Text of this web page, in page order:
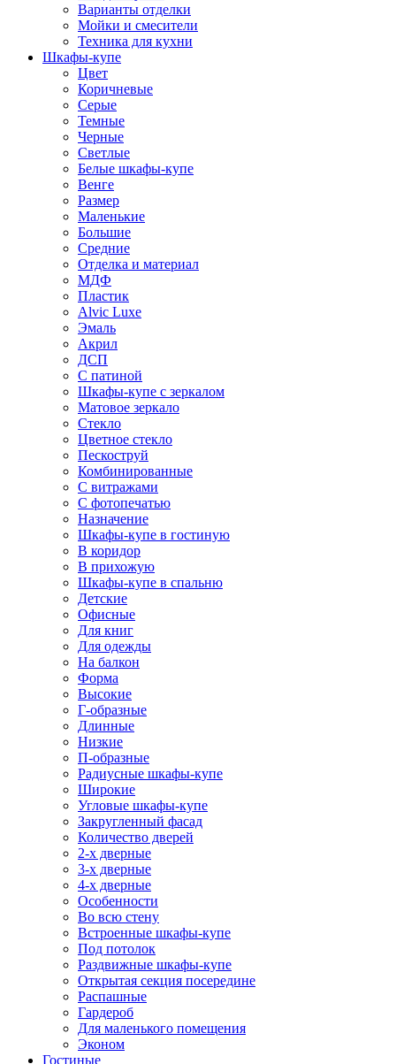
Варианты отделки
Мойки и смесители
Техника для кухни
Шкафы-купе
Цвет
Коричневые
Серые
Темные
Черные
Светлые
Белые шкафы-купе
Венге
Размер
Маленькие
Большие
Средние
Отделка и материал
МДФ
Пластик
Alvic Luxe
Эмаль
Акрил
ДСП
С патиной
Шкафы-купе с зеркалом
Матовое зеркало
Стекло
Цветное стекло
Пескоструй
Комбинированные
С витражами
С фотопечатью
Назначение
Шкафы-купе в гостиную
В коридор
В прихожую
Шкафы-купе в спальню
Детские
Офисные
Для книг
Для одежды
На балкон
Форма
Высокие
Г-образные
Длинные
Низкие
П-образные
Радиусные шкафы-купе
Широкие
Угловые шкафы-купе
Закругленный фасад
Количество дверей
2-х дверные
3-х дверные
4-х дверные
Особенности
Во всю стену
Встроенные шкафы-купе
Под потолок
Раздвижные шкафы-купе
Открытая секция посередине
Распашные
Гардероб
Для маленького помещения
Эконом
Гостиные